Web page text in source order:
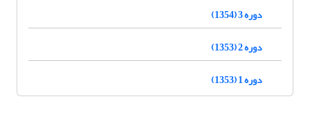
دوره 3 (1354)
دوره 2 (1353)
دوره 1 (1353)